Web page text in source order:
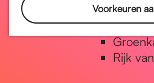
Voorkeuren
Natuur in
Rijk